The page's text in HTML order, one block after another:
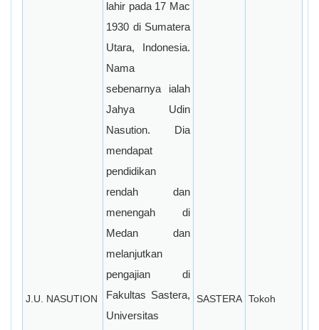
J.U. NASUTION
lahir pada 17 Mac
1930 di Sumatera
Utara, Indonesia.
Nama
sebenarnya ialah
Jahya Udin
Nasution. Dia
mendapat
pendidikan
rendah dan
menengah di
Medan dan
melanjutkan
pengajian di
Fakultas Sastera,
Universitas
SASTERA Tokoh